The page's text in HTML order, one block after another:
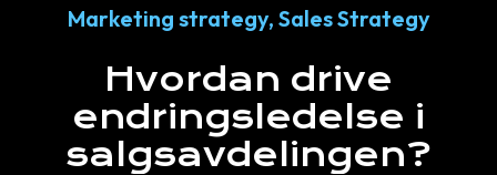
Marketing strategy, Sales Strategy
Hvordan drive
endringsledelse i
salgsavdelingen?